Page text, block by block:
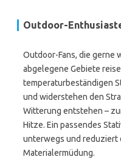
Outdoor-
Outdoor-Fans, die gerne
abgelegene Gebiete
temperaturbeständigen
und widerstehen den
Witterung entstehen –
Hitze. Ein passendes
unterwegs und reduziert
Materialermüdung.